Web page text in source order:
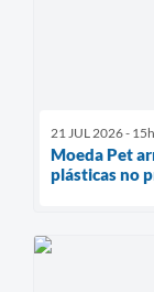
21 JUL 2026 -
Moeda Pet
plásticas no